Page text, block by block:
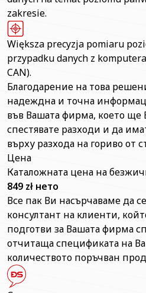
zakresie.
Większa precyzja pomiaru
przypadku danych z
CAN).
Благодарение на това
надеждна и точна
във Вашата фирма, което ще
спестявате разходи и да
върху разхода на гориво от
Цена
Каталожната цена на
849 zł нето
Все пак Ви насърчаваме да
консултант на клиенти,
подготви за Вашата фирма
отчитаща спецификата на
количеството поръчван